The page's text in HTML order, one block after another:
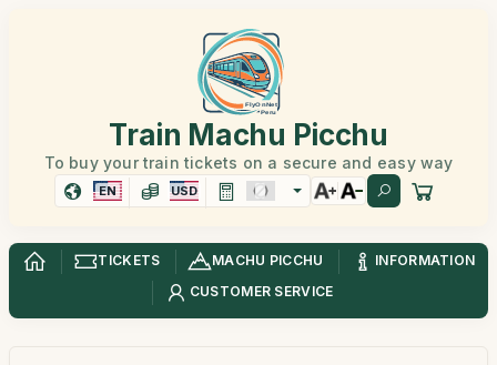
Train Machu Picchu
To buy your train tickets on a secure and easy way
EN USD
TICKETS MACHU PICCHU
INFORMATION
CUSTOMER SERVICE